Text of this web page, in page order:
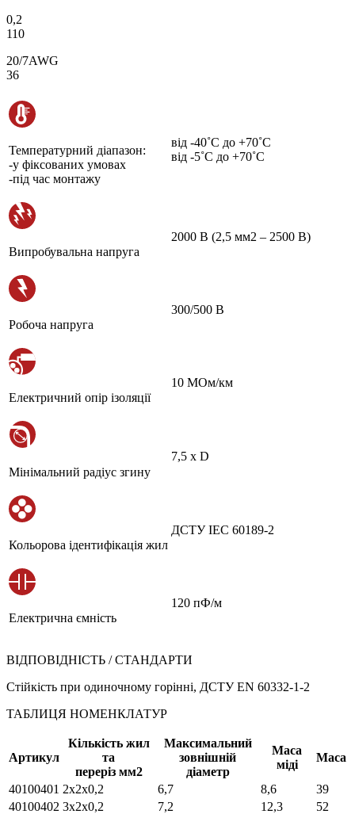
0,2
110
20/7AWG
36
Температурний діапазон:
-у фіксованих умовах
-під час монтажу
від -40˚С до +70˚С
від -5˚С до +70˚С
Випробувальна напруга
2000 В (2,5 мм2 – 2500 В)
Робоча напруга
300/500 В
Електричний опір ізоляції
10 МОм/км
Мінімальний радіус згину
7,5 х D
Кольорова ідентифікація жил
ДСТУ IEC 60189-2
Електрична ємність
120 пФ/м
ВІДПОВІДНІСТЬ / СТАНДАРТИ
Стійкість при одиночному горінні, ДСТУ EN 60332-1-2
ТАБЛИЦЯ НОМЕНКЛАТУР
Артикул
Кількість жил
та
переріз мм2
Максимальний
зовнішній
діаметр
Маса
міді
Маса
40100401 2х2х0,2 6,7 8,6
39
40100402 3х2х0,2 7,2 12,3
52